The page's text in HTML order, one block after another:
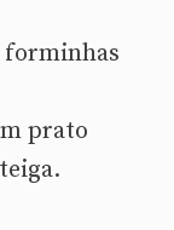
forminhas
prato